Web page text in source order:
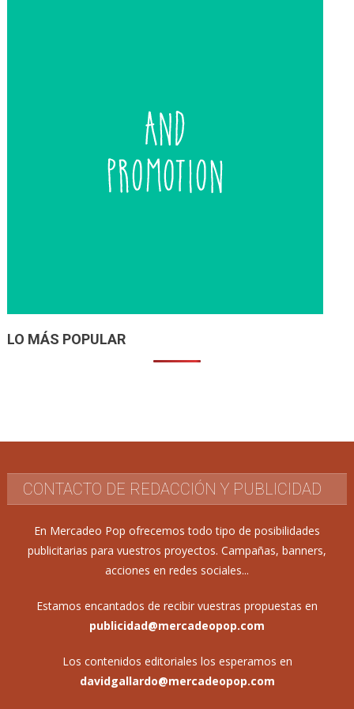
LO MÁS POPULAR
CONTACTO DE REDACCIÓN Y PUBLICIDAD
En Mercadeo Pop ofrecemos todo tipo de posibilidades
publicitarias para vuestros proyectos. Campañas, banners,
acciones en redes sociales...
Estamos encantados de recibir vuestras propuestas en
publicidad@mercadeopop.com
Los contenidos editoriales los esperamos en
davidgallardo@mercadeopop.com